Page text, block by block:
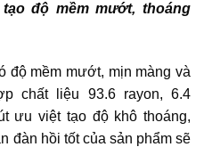
độ mềm mướt, thoáng
độ mềm mướt, mịn màng và
chất liệu 93.6 rayon, 6.4
ưu việt tạo độ khô thoáng,
đàn hồi tốt của sản phẩm sẽ